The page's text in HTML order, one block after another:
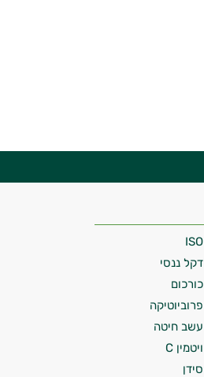
ISO
דקל ננסי
כורכום
פרוביוטיקה
עשב חיטה
ויטמין C
סידן